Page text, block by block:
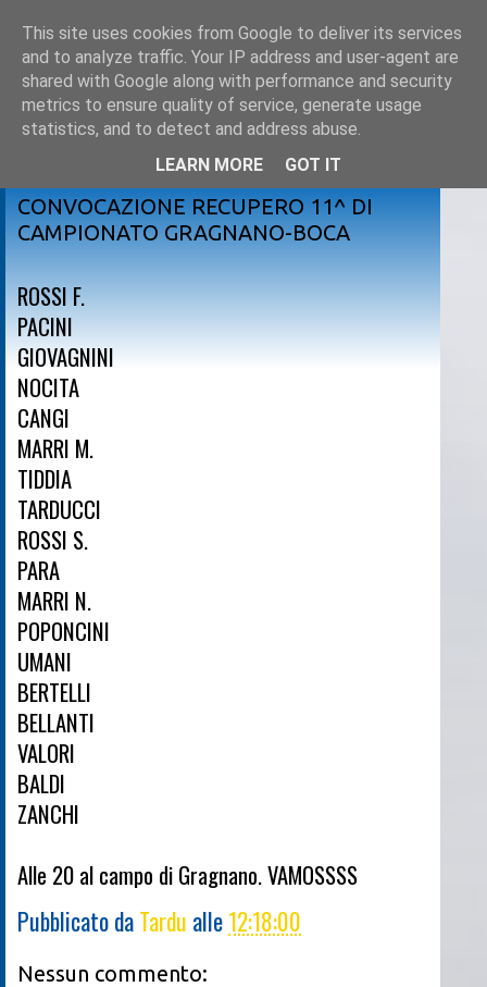
giovedì 12 gennaio 2012
CONVOCAZIONE RECUPERO 11^ DI
CAMPIONATO GRAGNANO-BOCA
ROSSI F.
PACINI
GIOVAGNINI
NOCITA
CANGI
MARRI M.
TIDDIA
TARDUCCI
ROSSI S.
PARA
MARRI N.
POPONCINI
UMANI
BERTELLI
BELLANTI
VALORI
BALDI
ZANCHI
Alle 20 al campo di Gragnano. VAMOSSSS
Pubblicato daTardu alle12:18:00
Nessun commento:
This site uses cookies from Google to deliver its services
and to analyze traffic. Your IP address and user-agent are
shared with Google along with performance and security
metrics to ensure quality of service, generate usage
statistics, and to detect and address abuse.
LEARN MORE
GOT IT